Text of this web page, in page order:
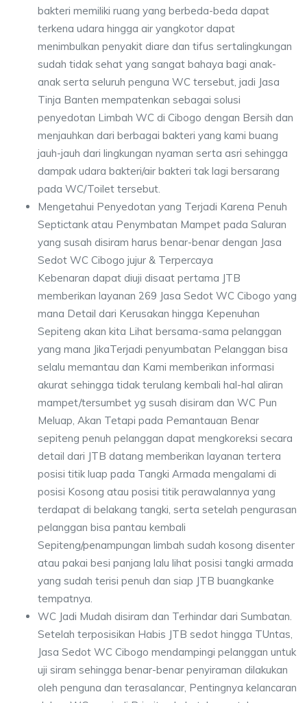
bakteri memiliki ruang yang berbeda-beda dapat
terkena udara hingga air yangkotor dapat
menimbulkan penyakit diare dan tifus sertalingkungan
sudah tidak sehat yang sangat bahaya bagi anak-
anak serta seluruh penguna WC tersebut, jadi Jasa
Tinja Banten mempatenkan sebagai solusi
penyedotan Limbah WC di Cibogo dengan Bersih dan
menjauhkan dari berbagai bakteri yang kami buang
jauh-jauh dari lingkungan nyaman serta asri sehingga
dampak udara bakteri/air bakteri tak lagi bersarang
pada WC/Toilet tersebut.
Mengetahui Penyedotan yang Terjadi Karena Penuh
Septictank atau Penymbatan Mampet pada Saluran
yang susah disiram harus benar-benar dengan Jasa
Sedot WC Cibogo jujur & Terpercaya
Kebenaran dapat diuji disaat pertama JTB
memberikan layanan 269 Jasa Sedot WC Cibogo yang
mana Detail dari Kerusakan hingga Kepenuhan
Sepiteng akan kita Lihat bersama-sama pelanggan
yang mana JikaTerjadi penyumbatan Pelanggan bisa
selalu memantau dan Kami memberikan informasi
akurat sehingga tidak terulang kembali hal-hal aliran
mampet/tersumbet yg susah disiram dan WC Pun
Meluap, Akan Tetapi pada Pemantauan Benar
sepiteng penuh pelanggan dapat mengkoreksi secara
detail dari JTB datang memberikan layanan tertera
posisi titik luap pada Tangki Armada mengalami di
posisi Kosong atau posisi titik perawalannya yang
terdapat di belakang tangki, serta setelah pengurasan
pelanggan bisa pantau kembali
Sepiteng/penampungan limbah sudah kosong disenter
atau pakai besi panjang lalu lihat posisi tangki armada
yang sudah terisi penuh dan siap JTB buangkanke
tempatnya.
WC Jadi Mudah disiram dan Terhindar dari Sumbatan.
Setelah terposisikan Habis JTB sedot hingga TUntas,
Jasa Sedot WC Cibogo mendampingi pelanggan untuk
uji siram sehingga benar-benar penyiraman dilakukan
oleh penguna dan terasalancar, Pentingnya kelancaran